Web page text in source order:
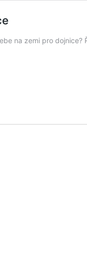
na zemi pro